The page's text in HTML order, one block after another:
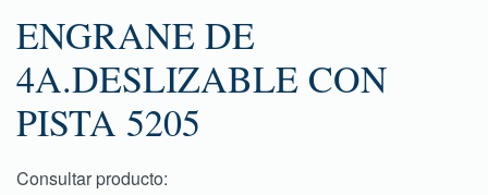
ENGRANE DE
4A.DESLIZABLE CON
PISTA 5205
Consultar producto: